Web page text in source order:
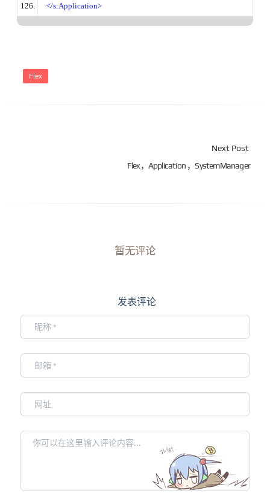
</s:Application>
Flex
Next Post
Flex，Application ，SystemManager
暂无评论
发表评论